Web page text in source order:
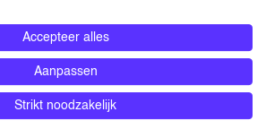
komen.
de azijnpisser is een uitstekende
en assertiviteit. Het leert
en te geven, een vaardigheid
Accepteer alles
Aanpassen
Strikt noodzakelijk